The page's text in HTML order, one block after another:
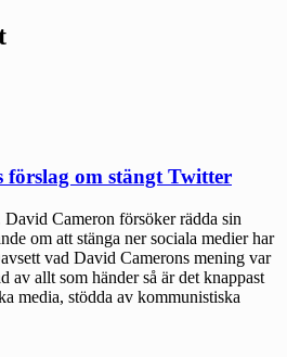
om stängt Twitter
Cameron försöker rädda sin
om att stänga ner sociala medier har
vad David Camerons mening var
av allt som händer så är det knappast
media, stödda av kommunistiska